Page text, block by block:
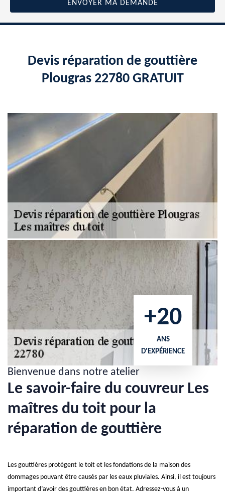
Devis réparation de gouttière
Plougras 22780 GRATUIT
+20
ANS
D'EXPÉRIENCE
Bienvenue dans notre atelier
Le savoir-faire du couvreur Les
maîtres du toit pour la
réparation de gouttière
Les gouttières protègent le toit et les fondations de la maison des
dommages pouvant être causés par les eaux pluviales. Ainsi, il est toujours
important d’avoir des gouttières en bon état. Adressez-vous à un